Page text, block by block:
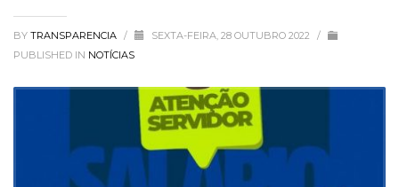
BY TRANSPARENCIA / SEXTA-FEIRA, 28 OUTUBRO 2022
/
PUBLISHED IN NOTÍCIAS